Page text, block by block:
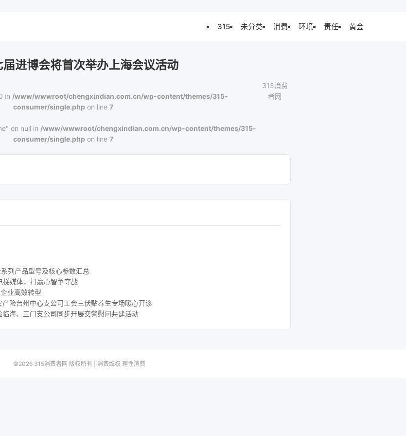
315 未分类 消费 环境 责任 黄金
届进博会将首次举办上海会议活动
in /www/wwwroot/chengxindian.com.cn/wp-content/themes/315-
consumer/single.php on line7
on null in /www/wwwroot/chengxindian.com.cn/wp-content/themes/315-
consumer/single.php on line7
315消费
者网
列产品型号及核心参数汇总
梯媒体，打赢心智争夺战
业高效转型
险台州中心支公司工会三伏贴养生专场暖心开诊
海、三门支公司同步开展交警慰问共建活动
©2026 315消费者网 版权所有 | 消费维权 理性消费